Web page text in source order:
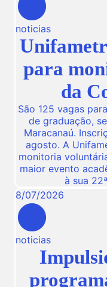
noticias
para
da
São 125 vagas
de graduação,
Maracanaú.
agosto. A
monitoria
maior evento
à sua
8/07/2026
noticias